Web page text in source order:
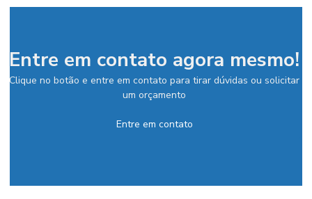
Entre em contato agora mesmo!
Clique no botão e entre em contato para tirar dúvidas ou solicitar
um orçamento
Entre em contato